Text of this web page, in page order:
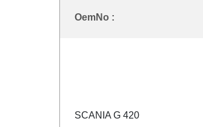
OemNo :
SCANIA G 420